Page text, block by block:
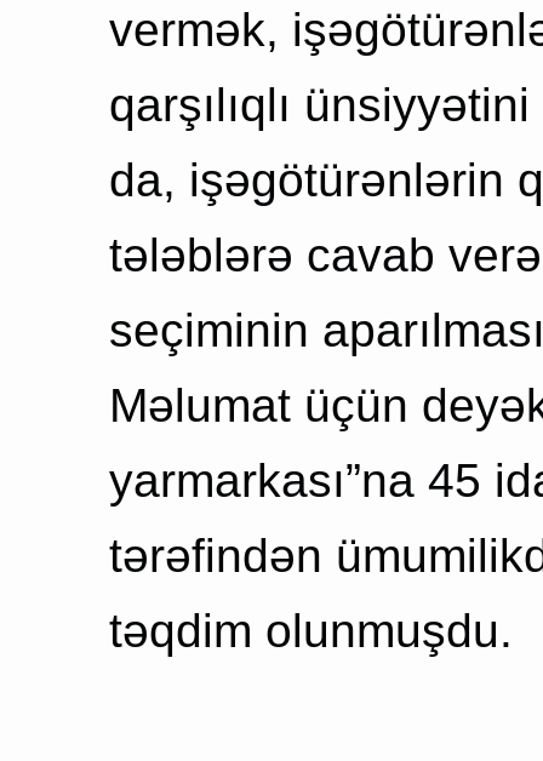
vermək,
qarşılıqlı
da, işəgötürənlərin
tələblərə cavab
seçiminin
Məlumat üçün
yarmarkası”na 45
tərəfindən
təqdim olunmuşdu.